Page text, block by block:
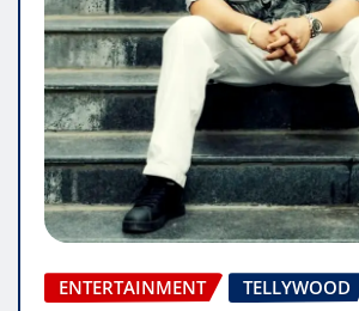
ENTERTAINMENT TELLYWOOD